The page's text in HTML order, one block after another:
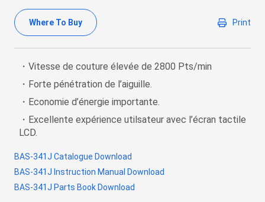
Where To Buy Print
・Vitesse de couture élevée de 2800 Pts/min
・Forte pénétration de l’aiguille.
・Economie d’énergie importante.
・Excellente expérience utilsateur avec l’écran tactile
LCD.
BAS-341J Catalogue Download
BAS-341J Instruction Manual Download
BAS-341J Parts Book Download